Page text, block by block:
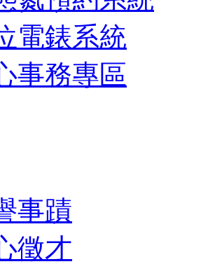
電錶系統
事務專區
事蹟
徵才